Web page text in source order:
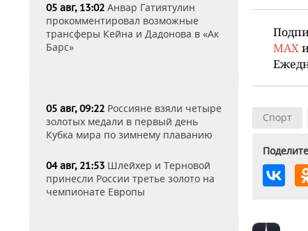
05 авг, 13:02 Анвар Гатиятулин
прокомментировал возможные
трансферы Кейна и Дадонова в «Ак
Барс»
05 авг, 09:22 Россияне взяли четыре
золотых медали в первый день
Кубка мира по зимнему плаванию
04 авг, 21:53 Шлейхер и Терновой
принесли России третье золото на
чемпионате Европы
MAX
Спорт